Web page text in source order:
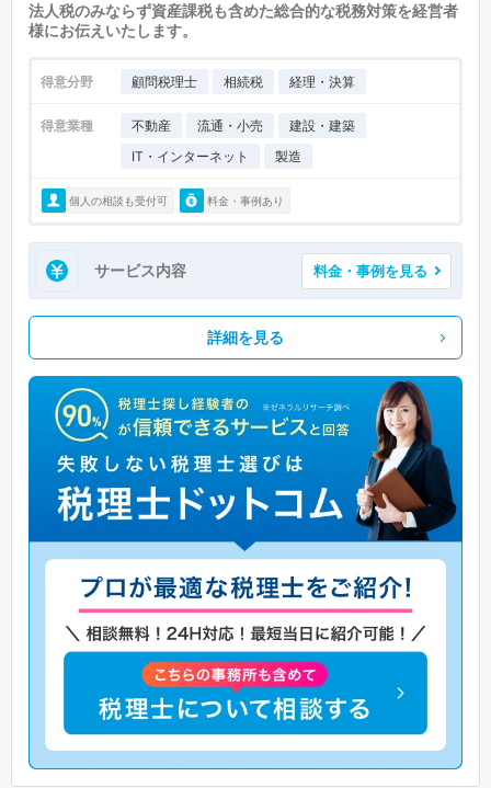
法人税のみならず資産課税も含めた総合的な税務対策を経営者
様にお伝えいたします。
得意分野 顧問税理士 相続税 経理・決算
得意業種 不動産 流通・小売
建設・建築
IT・インターネット
製造
個人の相談も受付可 料金・事例あり
サービス内容 料金・事例を見る
詳細を見る